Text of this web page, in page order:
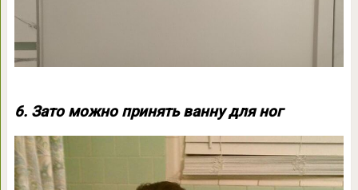
6. Зато можно принять ванну для ног